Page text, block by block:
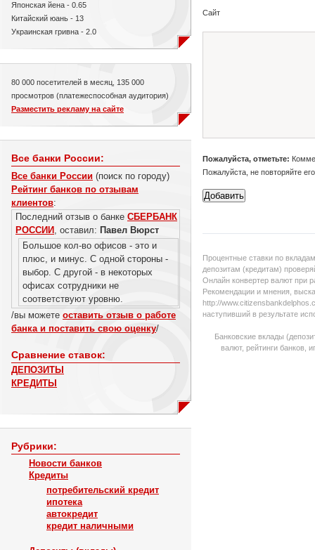
Японская йена - 0.65
Китайский юань - 13
Украинская гривна - 2.0
80 000 посетителей в месяц, 135 000
просмотров (платежеспособная аудитория)
Разместить рекламу на сайте
Все банки России:
Все банки России (поиск по городу)
Рейтинг банков по отзывам
клиентов:
Последний отзыв о банке СБЕРБАНК
РОССИИ , оставил: Павел Вюрст
Большое кол-во офисов - это и
плюс, и минус. С одной стороны -
выбор. С другой - в некоторых
офисах сотрудники не
соответствуют уровню.
/вы можете оставить отзыв о работе
банка и поставить свою оценку/
Сравнение ставок:
ДЕПОЗИТЫ
КРЕДИТЫ
Рубрики:
Новости банков
Кредиты
потребительский кредит
ипотека
автокредит
кредит наличными
Сайт
Пожалуйста, отметьте:
Пожалуйста, не повторяйте
Процентные ставки по
депозитам (кредитам)
Онлайн конвертер валют при
Рекомендации и мнения,
http://
наступивший в результате
Банковские вклады
валют, рейтинги банков,